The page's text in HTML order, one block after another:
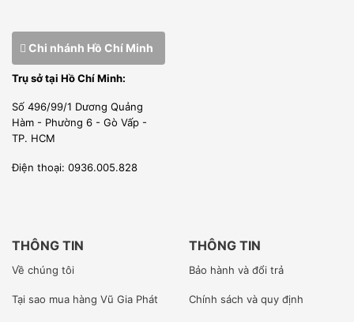
Chi nhánh Hồ Chí Minh
Trụ sở tại Hồ Chí Minh:
Số 496/99/1 Dương Quảng
Hàm - Phường 6 - Gò Vấp -
TP. HCM
Điện thoại: 0936.005.828
THÔNG TIN
Về chúng tôi
Tại sao mua hàng Vũ Gia Phát
THÔNG TIN
Bảo hành và đổi trả
Chính sách và quy định